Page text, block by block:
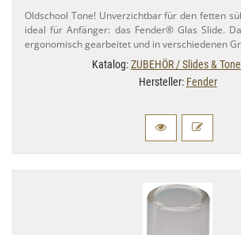
Oldschool Tone! Unverzichtbar für den fetten
ideal für Anfänger: das Fender® Glas Slide.
ergonomisch gearbeitet und in verschiedenen
Katalog:ZUBEHÖR / Slides &
Hersteller: Fender